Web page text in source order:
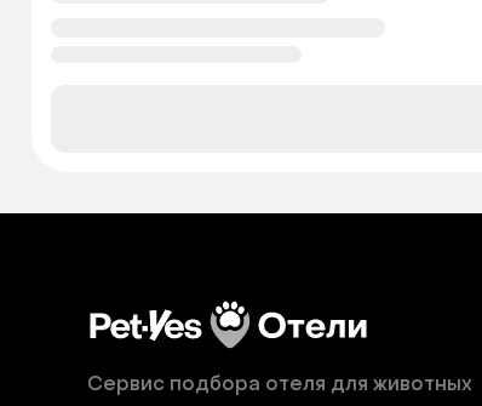
Сервис подбора отеля для животных